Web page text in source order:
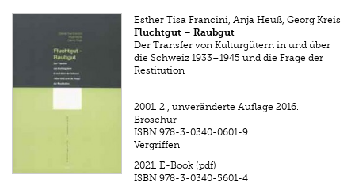
Esther Tisa Francini, Anja Heuß, Georg Kreis
Fluchtgut – Raubgut
Der Transfer von Kulturgütern in und über
die Schweiz 1933–1945 und die Frage der
Restitution
2001. 2., unveränderte Auflage 2016.
Broschur
ISBN 978-3-0340-0601-9
Vergriffen
2021. E-Book (pdf)
ISBN 978-3-0340-5601-4